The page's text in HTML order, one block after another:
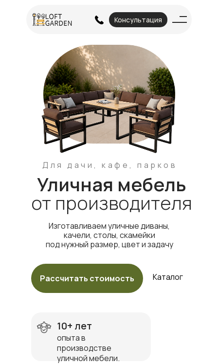
Консультация
Уличная мебель
от производителя
Изготавливаем уличные диваны,
качели, столы, скамейки
под нужный размер, цвет и задачу
Каталог
Для дачи, кафе, парков
Рассчитать стоимость
опыта в
производстве
уличной мебели.
10+ лет